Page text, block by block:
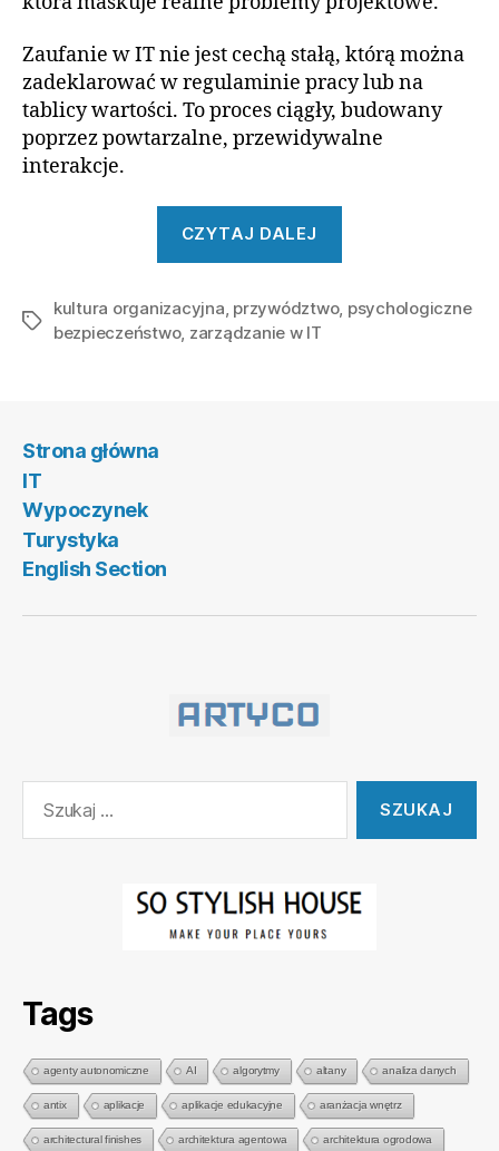
Zaufanie w IT nie jest cechą stałą, którą można
zadeklarować w regulaminie pracy lub na
tablicy wartości. To proces ciągły, budowany
poprzez powtarzalne, przewidywalne
interakcje.
CZYTAJ DALEJ
w
Tagi
kultura organizacyjna przywództwo, psychologiczne
bezpieczeństwo, zarządzanie w IT
Strona główna
IT
Wypoczynek
Turystyka
English Section
Tags
agenty autonomiczne AI algorytmy altany analiza danych
antix aplikacje aplikacje edukacyjne aranżacja wnętrz
architectural finishes architektura agentowa architektura ogrodowa